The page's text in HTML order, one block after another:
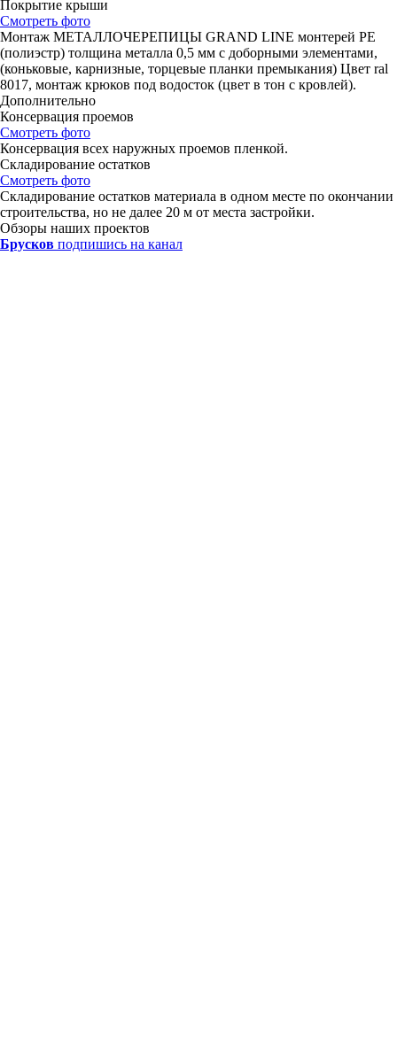
Покрытие крыши
Смотреть фото
Монтаж МЕТАЛЛОЧЕРЕПИЦЫ GRAND LINE монтерей РЕ
(полиэстр) толщина металла 0,5 мм с доборными элементами,
(коньковые, карнизные, торцевые планки премыкания) Цвет ral
8017, монтаж крюков под водосток (цвет в тон с кровлей).
Дополнительно
Консервация проемов
Смотреть фото
Консервация всех наружных проемов пленкой.
Складирование остатков
Смотреть фото
Складирование остатков материала в одном месте по окончании
строительства, но не далее 20 м от места застройки.
Обзоры наших проектов
Брусков подпишись на канал